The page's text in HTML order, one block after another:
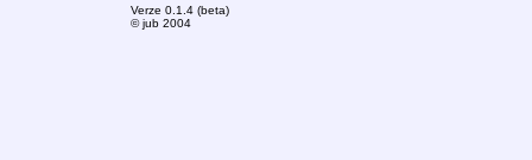
Verze 0.1.4 (beta)
© jub 2004